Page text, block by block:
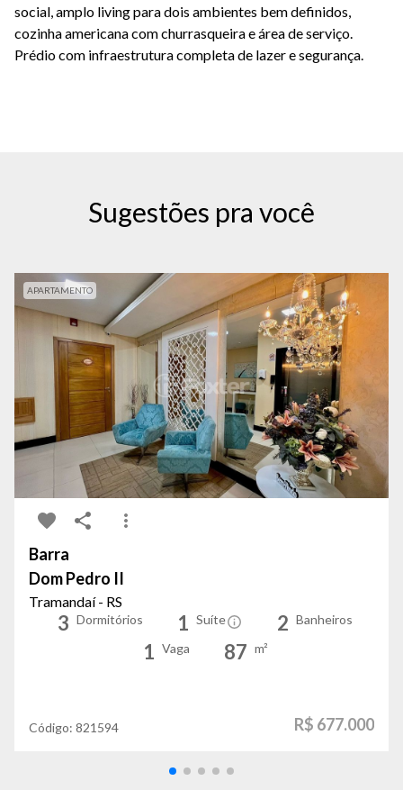
social, amplo living para dois ambientes bem definidos,
cozinha americana com churrasqueira e área de serviço.
Prédio com infraestrutura completa de lazer e segurança.
Sugestões pra você
APARTAMENTO
Barra
Dom Pedro II
Tramandaí - RS
3 Dormitórios 1 Suíte 2 Banheiros
1 Vaga 87 m²
Código: 821594 R$ 677.000